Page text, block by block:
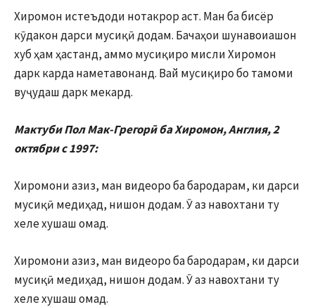
Хиромон истеъдоди нотакрор аст. Ман ба бисёр
кӯдакон дарси мусиқӣ додам. Бачаҳои шунавоиашон
хуб ҳам ҳастанд, аммо мусиқиро мисли Хиромон
дарк карда наметавонанд. Вай мусиқиро бо тамоми
вуҷудаш дарк мекард.
Мактуби Пол Мак-Грегорӣба Хиромон, Англия, 2
октябри с 1997:
Хиромони азиз, ман видеоро ба бародарам, ки дарси
мусиқӣ медиҳад, нишон додам. Ӯ аз навохтани ту
хеле хушаш омад.
Хиромони азиз, ман видеоро ба бародарам, ки дарси
мусиқӣ медиҳад, нишон додам. Ӯ аз навохтани ту
хеле хушаш омад.